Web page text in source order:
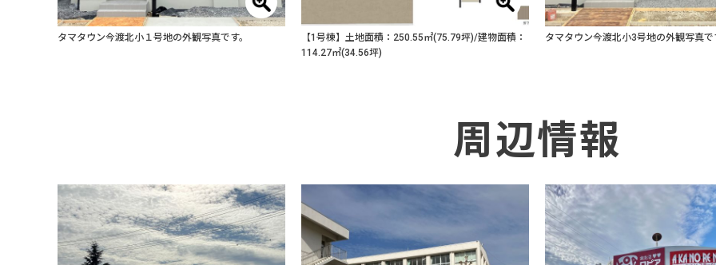
タマタウン今渡北小１号地の外観写真です。
【1号棟】土地面積：250.55㎡(75.79坪)/建物面積：
114.27㎡(34.56坪)
タマタウン今渡北小3号地の外観写真で
周辺情報